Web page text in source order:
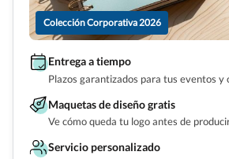
Colección Corporativa 2026
Entrega a tiempo
Plazos garantizados para tus eventos y
Maquetas de diseño gratis
Ve cómo queda tu logo antes de
Servicio personalizado